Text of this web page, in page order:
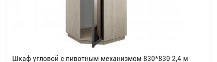
Шкаф угловой с пивотным механизмом 830*830 2,4 м